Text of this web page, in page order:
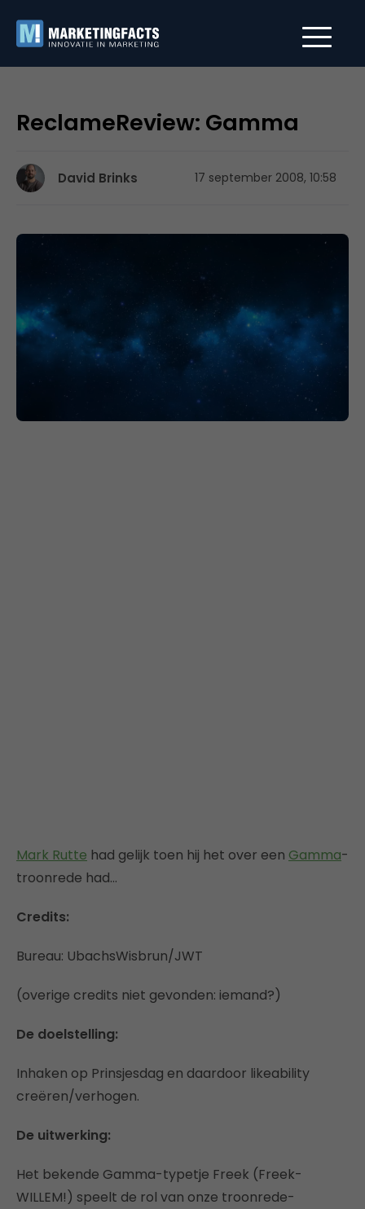
ReclameReview: Gamma
David Brinks 17 september 2008, 10:58
Mark Rutte had gelijk toen hij het over een Gamma-
troonrede had…
Credits:
Bureau: UbachsWisbrun/JWT
(overige credits niet gevonden: iemand?)
De doelstelling:
Inhaken op Prinsjesdag en daardoor likeability
creëren/verhogen.
De uitwerking:
Het bekende Gamma-typetje Freek (Freek-
WILLEM!) speelt de rol van onze troonrede-